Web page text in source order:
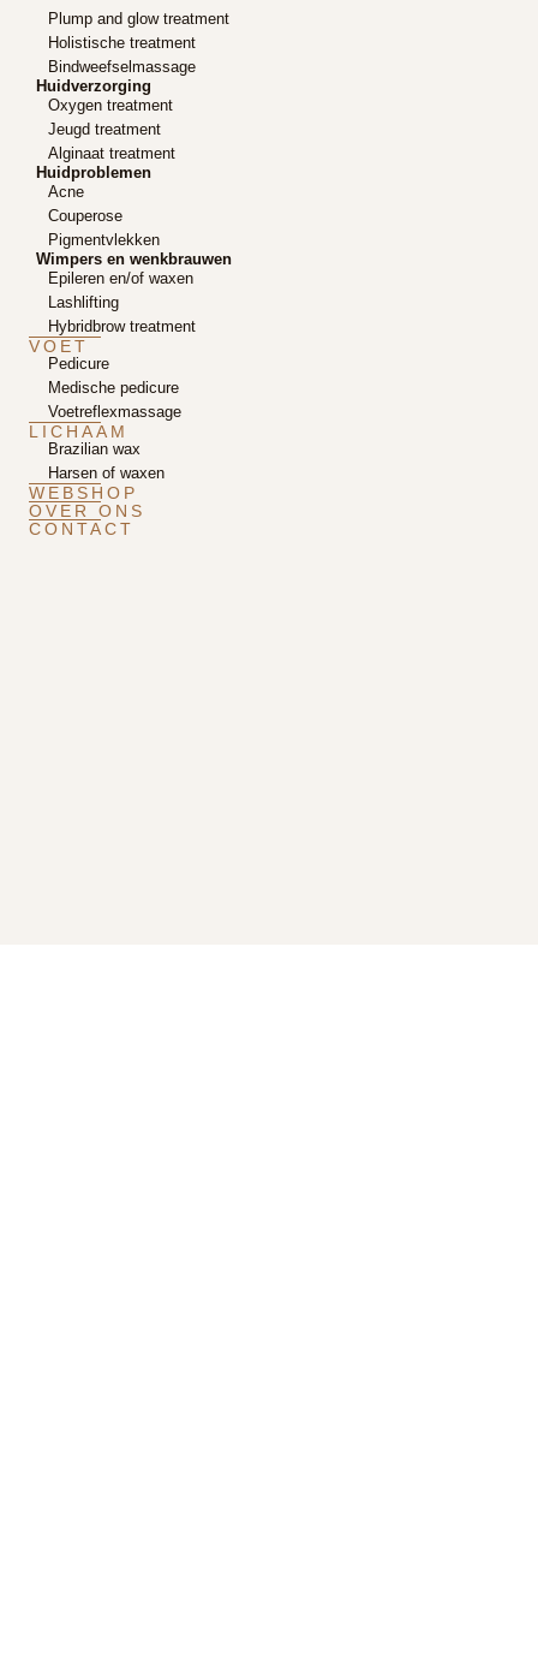
Plump and glow treatment
Holistische treatment
Bindweefselmassage
Huidverzorging
Oxygen treatment
Jeugd treatment
Alginaat treatment
Huidproblemen
Acne
Couperose
Pigmentvlekken
Wimpers en wenkbrauwen
Epileren en/of waxen
Lashlifting
Hybridbrow treatment
VOET
Pedicure
Medische pedicure
Voetreflexmassage
LICHAAM
Brazilian wax
Harsen of waxen
WEBSHOP
OVER ONS
CONTACT